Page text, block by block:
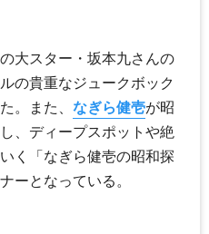
大スター・坂本九さんの
の貴重なジュークボック
。また、 なぎら健壱が昭
、ディープスポットや絶
く「なぎら健壱の昭和探
ーとなっている。